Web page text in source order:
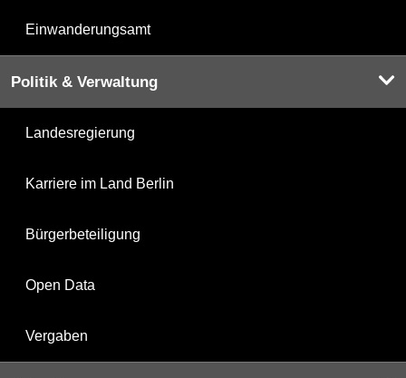
Einwanderungsamt
Politik & Verwaltung
Landesregierung
Karriere im Land Berlin
Bürgerbeteiligung
Open Data
Vergaben